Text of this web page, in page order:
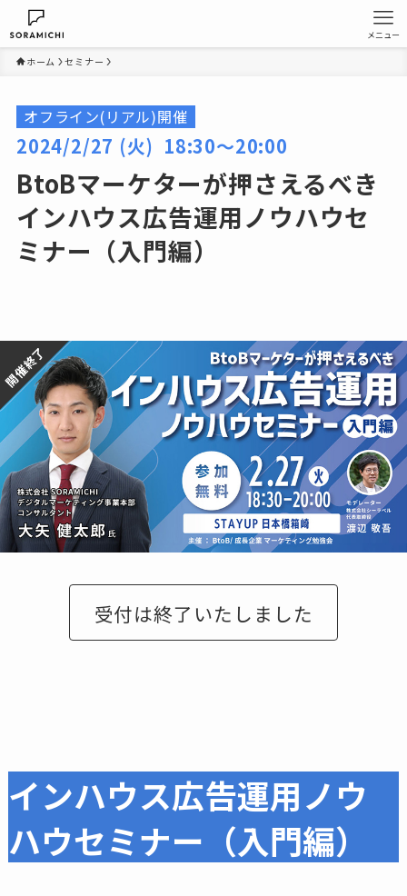
メニュー
ホーム セミナー
オフライン(リアル)開催
2024/2/27 (火) 18:30〜20:00
BtoBマーケターが押さえるべき
インハウス広告運用ノウハウセ
ミナー（入門編）
インハウス広告運用ノウ
ハウセミナー（入門編）